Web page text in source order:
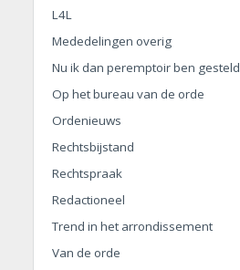
L4L
Mededelingen overig
Nu ik dan peremptoir ben gesteld
Op het bureau van de orde
Ordenieuws
Rechtsbijstand
Rechtspraak
Redactioneel
Trend in het arrondissement
Van de orde